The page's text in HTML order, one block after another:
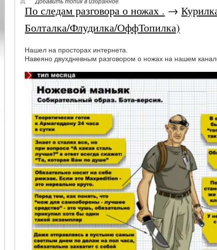
Добавить топик в избранное
По следам разговора о ножах . →
Болталка/Флудилка/ОффТопилка)
Нашел на просторах интернета.
Навеяно двухдневным разговором о ножах на нашем